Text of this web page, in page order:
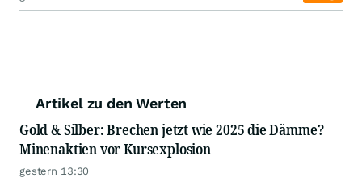
Artikel zu den Werten
Gold & Silber: Brechen jetzt wie 2025 die Dämme?
Minenaktien vor Kursexplosion
gestern 13:30